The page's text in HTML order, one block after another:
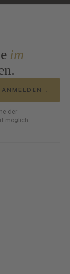
im
ANMELDEN →
der
möglich.